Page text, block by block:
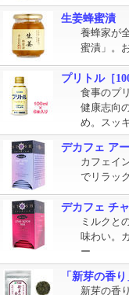
生姜蜂蜜漬
養蜂家が
蜜漬」。
プリトル［
食事のプ
健康志向
め。スッ
デカフェ ア
カフェイ
でリラッ
デカフェ チ
ミルクと
味わい。
ー
「新芽の香
新芽の香